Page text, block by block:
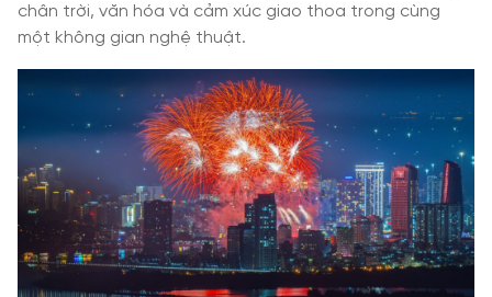
chân trời, văn hóa và cảm xúc giao thoa trong cùng
một không gian nghệ thuật.